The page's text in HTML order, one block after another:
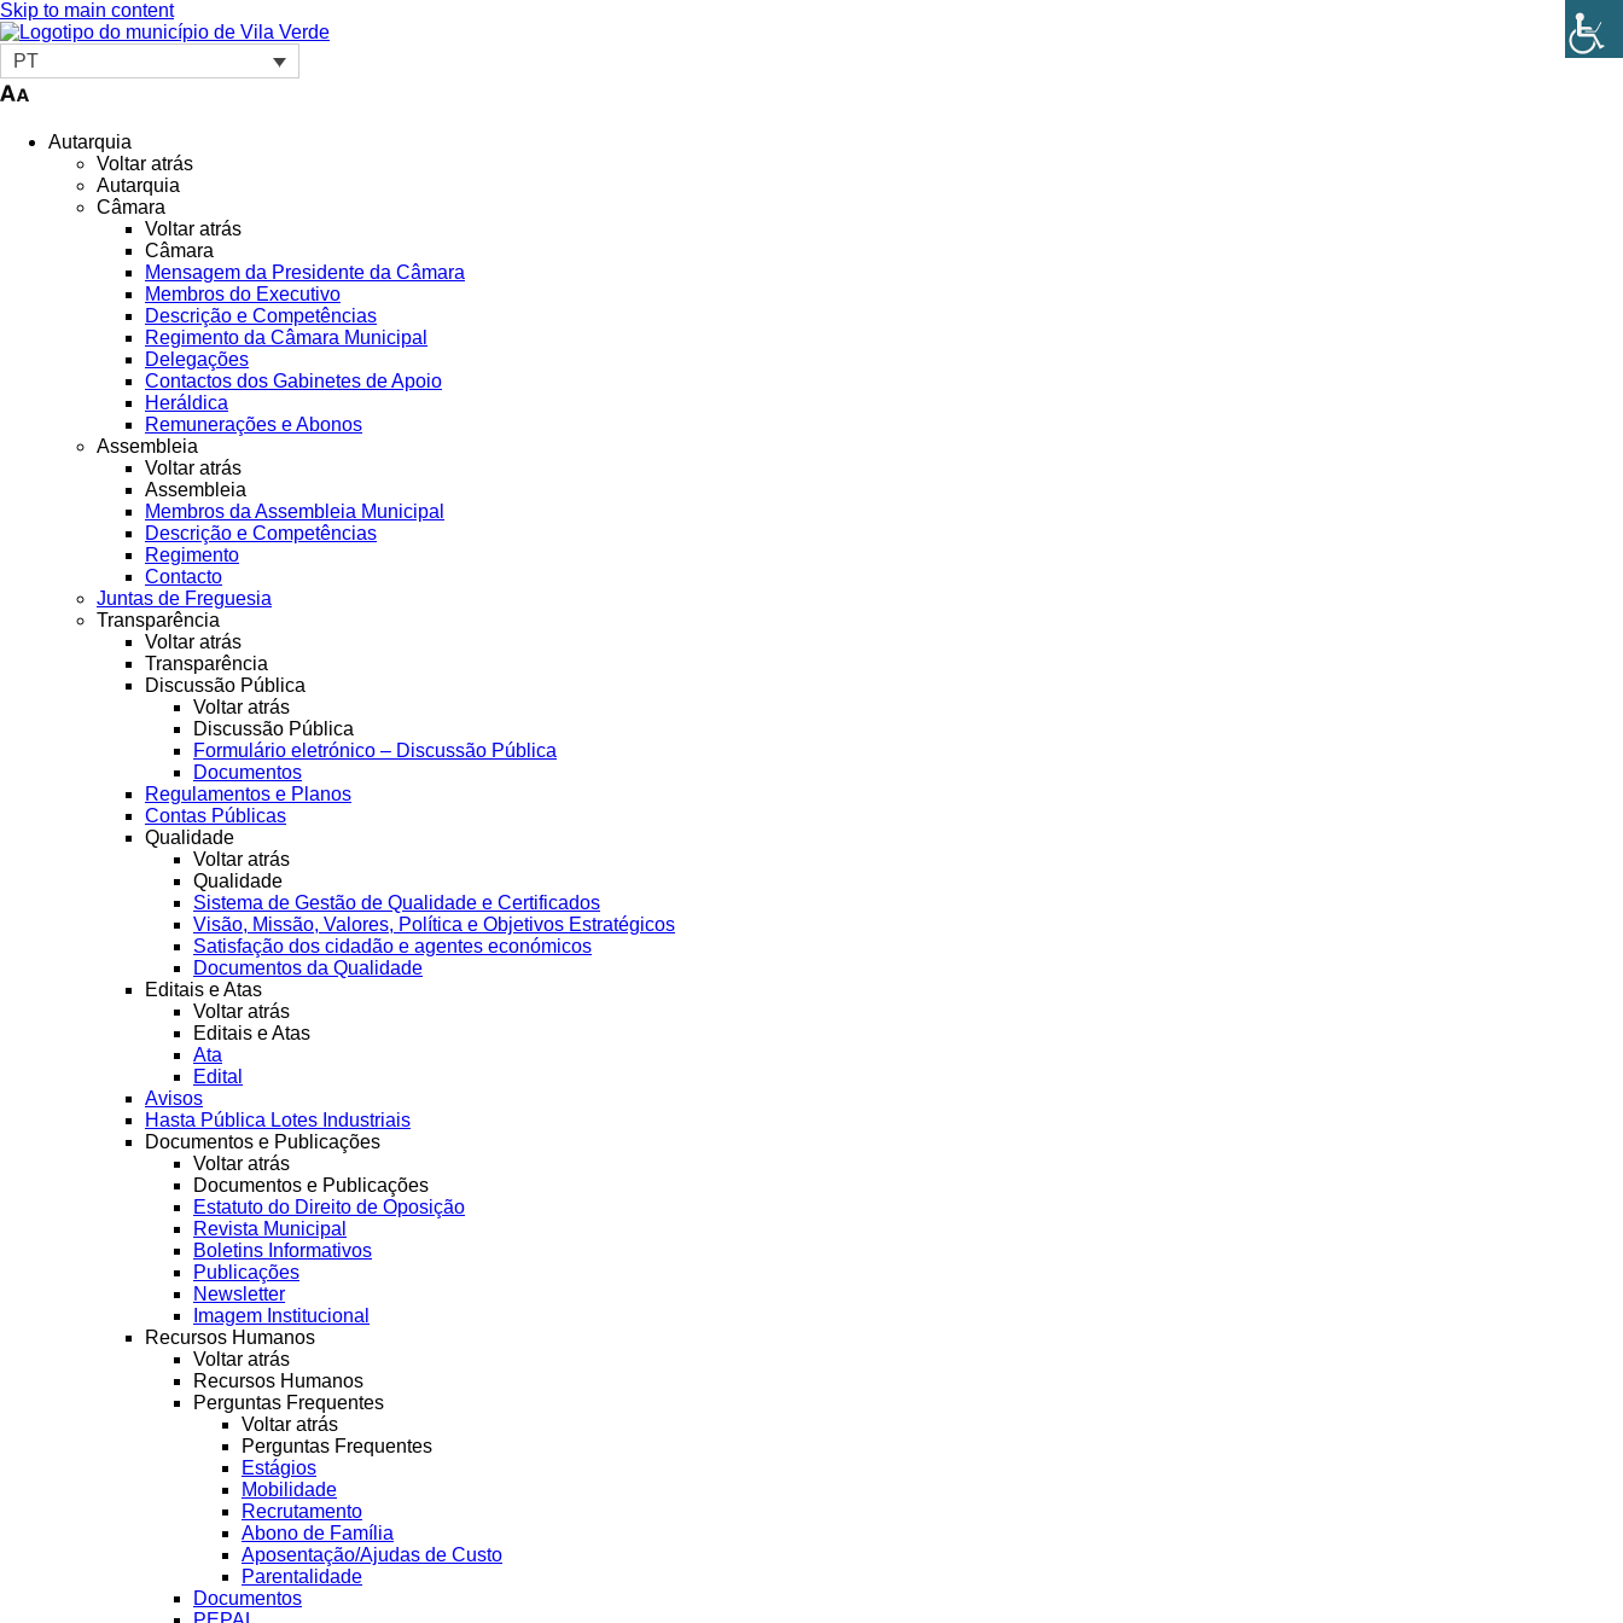
Skip to main content
PT
Autarquia
Voltar atrás
Autarquia
Câmara
Voltar atrás
Câmara
Mensagem da Presidente da Câmara
Membros do Executivo
Descrição e Competências
Regimento da Câmara Municipal
Delegações
Contactos dos Gabinetes de Apoio
Heráldica
Remunerações e Abonos
Assembleia
Voltar atrás
Assembleia
Membros da Assembleia Municipal
Descrição e Competências
Regimento
Contacto
Juntas de Freguesia
Transparência
Voltar atrás
Transparência
Discussão Pública
Voltar atrás
Discussão Pública
Formulário eletrónico – Discussão Pública
Documentos
Regulamentos e Planos
Contas Públicas
Qualidade
Voltar atrás
Qualidade
Sistema de Gestão de Qualidade e Certificados
Visão, Missão, Valores, Política e Objetivos Estratégicos
Satisfação dos cidadão e agentes económicos
Documentos da Qualidade
Editais e Atas
Voltar atrás
Editais e Atas
Ata
Edital
Avisos
Hasta Pública Lotes Industriais
Documentos e Publicações
Voltar atrás
Documentos e Publicações
Estatuto do Direito de Oposição
Revista Municipal
Boletins Informativos
Publicações
Newsletter
Imagem Institucional
Recursos Humanos
Voltar atrás
Recursos Humanos
Perguntas Frequentes
Voltar atrás
Perguntas Frequentes
Estágios
Mobilidade
Recrutamento
Abono de Família
Aposentação/Ajudas de Custo
Parentalidade
Documentos